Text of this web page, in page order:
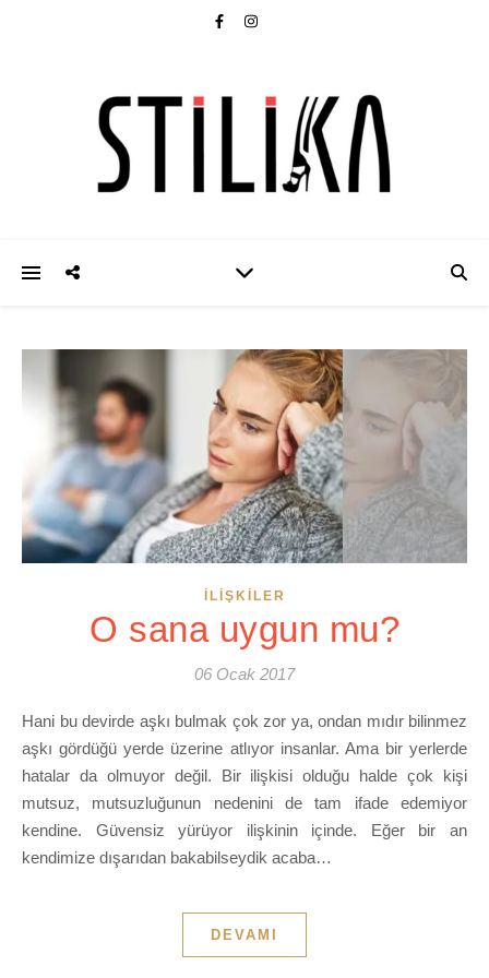
İLIŞKILER
O sana uygun mu?
06 Ocak 2017
Hani bu devirde aşkı bulmak çok zor ya, ondan mıdır bilinmez
aşkı gördüğü yerde üzerine atlıyor insanlar. Ama bir yerlerde
hatalar da olmuyor değil. Bir ilişkisi olduğu halde çok kişi
mutsuz, mutsuzluğunun nedenini de tam ifade edemiyor
kendine. Güvensiz yürüyor ilişkinin içinde. Eğer bir an
kendimize dışarıdan bakabilseydik acaba…
DEVAMI